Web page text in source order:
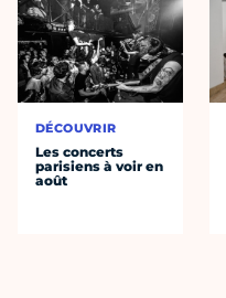
DÉCOUVRIR
Les concerts
parisiens à voir en
août